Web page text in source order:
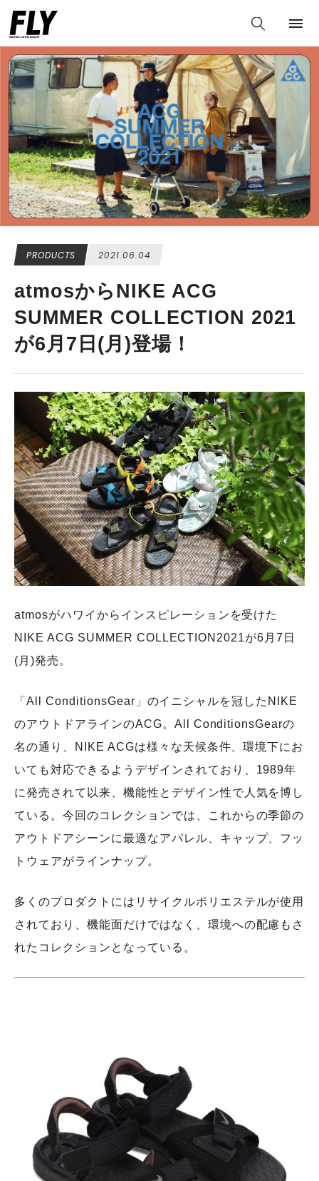
PRODUCTS 2021.06.04
atmosからNIKE ACG
SUMMER COLLECTION 2021
が6⽉7⽇(⽉)登場！
atmosがハワイからインスピレーションを受けた
NIKE ACG SUMMER COLLECTION2021が6⽉7⽇
(⽉)発売。
「All ConditionsGear」のイニシャルを冠したNIKE
のアウトドアラインのACG。All ConditionsGearの
名の通り、NIKE ACGは様々な天候条件、環境下にお
いても対応できるようデザインされており、1989年
に発売されて以来、機能性とデザイン性で⼈気を博し
ている。今回のコレクションでは、これからの季節の
アウトドアシーンに最適なアパレル、キャップ、フッ
トウェアがラインナップ。
多くのプロダクトにはリサイクルポリエステルが使⽤
されており、機能⾯だけではなく、環境への配慮もさ
れたコレクションとなっている。